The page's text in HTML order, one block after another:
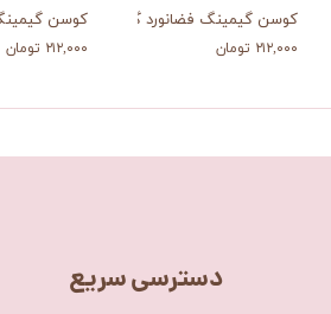
کوسن
۲۱۲,۰۰۰ تومان
کوسن گیمینگ فضانورد گیمر
۲۱۲,۰۰۰ تومان
دسترسی سریع